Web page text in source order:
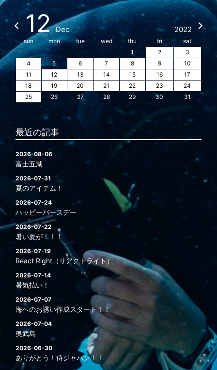
12 Dec 2022
sun mon tue wed thu fri
sat
1
2
3
4
5 6 7 8 9
10
11
12 13 14 15 16
17
18
19 20 21 22 23
24
25
26 27 28 29 30 31
最近の記事
2026-08-06
富士五湖
2026-07-31
夏のアイテム！
2026-07-24
ハッピーバースデー
2026-07-22
暑い夏が！！！
2026-07-19
React Right（リアクトライト）
2026-07-14
暑気払い！
2026-07-07
海へのお誘い作成スタート！！
2026-07-04
奥武島
2026-06-30
ありがとう！侍ジャパン！！